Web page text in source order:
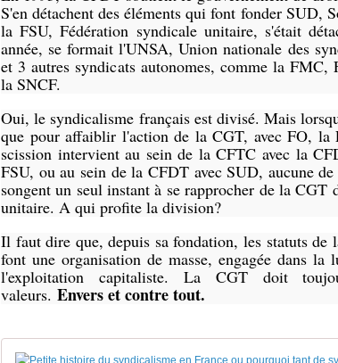
S'en détachent des éléments qui font fonder SUD,
la FSU, Fédération syndicale unitaire, s'était
année, se formait l'UNSA, Union nationale des
et 3 autres syndicats autonomes, comme la FMC,
la SNCF.
Oui, le syndicalisme français est divisé. Mais
que pour affaiblir l'action de la CGT, avec FO,
scission intervient au sein de la CFTC avec la
FSU, ou au sein de la CFDT avec SUD, aucune
songent un seul instant à se rapprocher de la CGT
unitaire. A qui profite la division?
Il faut dire que, depuis sa fondation, les statuts de
font une organisation de masse, engagée dans la
l'exploitation capitaliste. La CGT doit
valeurs. Envers et contre tout.